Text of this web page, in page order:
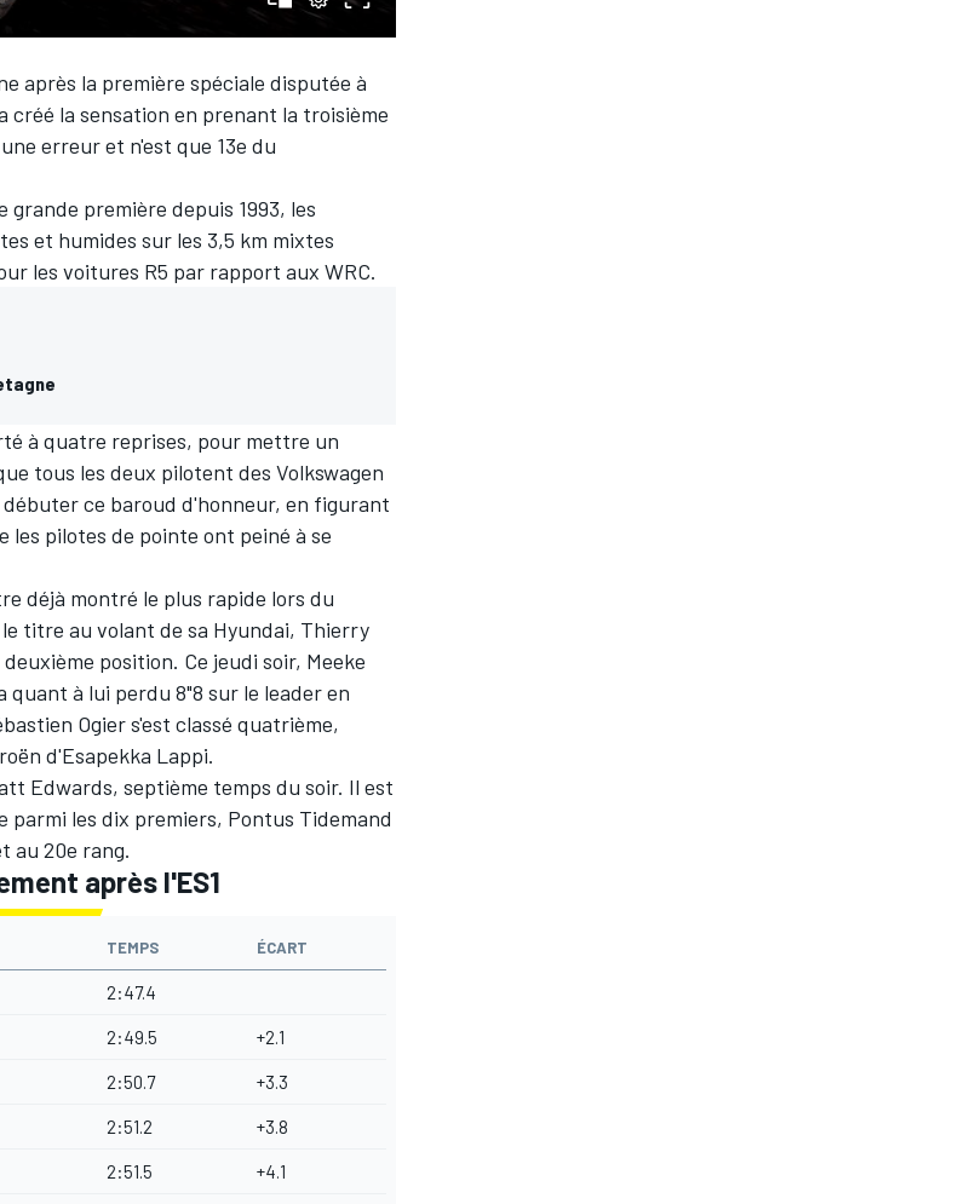
après la première spéciale disputée à
créé la sensation en prenant la troisième
erreur et n'est que 13e du
première depuis 1993, les
et humides sur les 3,5 km mixtes
les voitures R5 par rapport aux WRC.
à quatre reprises, pour mettre un
tous les deux pilotent des Volkswagen
débuter ce baroud d'honneur, en figurant
pilotes de pointe ont peiné à se
déjà montré le plus rapide lors du
titre au volant de sa Hyundai, Thierry
position. Ce jeudi soir, Meeke
quant à lui perdu 8"8 sur le leader en
Ogier s'est classé quatrième,
d'Esapekka Lappi.
Edwards, septième temps du soir. Il est
les dix premiers, Pontus Tidemand
au 20e rang.
après l'ES1
TEMPS ÉCART
2:47.4
2:49.5 +2.1
2:50.7 +3.3
2:51.2 +3.8
2:51.5 +4.1